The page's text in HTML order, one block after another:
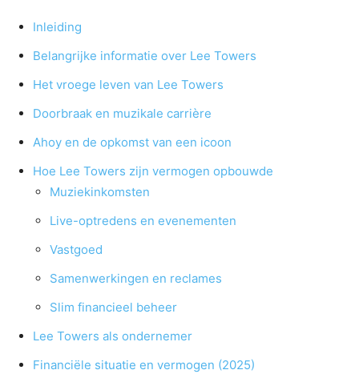
Inleiding
Belangrijke informatie over Lee Towers
Het vroege leven van Lee Towers
Doorbraak en muzikale carrière
Ahoy en de opkomst van een icoon
Hoe Lee Towers zijn vermogen opbouwde
Muziekinkomsten
Live-optredens en evenementen
Vastgoed
Samenwerkingen en reclames
Slim financieel beheer
Lee Towers als ondernemer
Financiële situatie en vermogen (2025)